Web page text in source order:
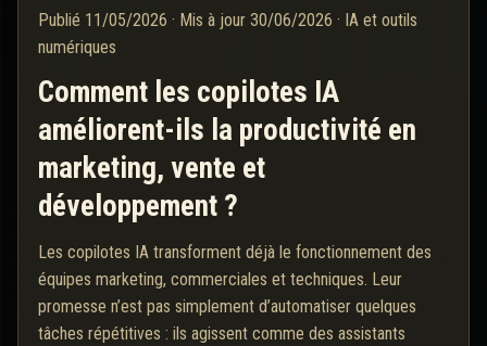
Publié 11/05/2026 · Mis à jour 30/06/2026 · IA et outils
numériques
Comment les copilotes IA
améliorent-ils la productivité en
marketing, vente et
développement ?
Les copilotes IA transforment déjà le fonctionnement des
équipes marketing, commerciales et techniques. Leur
promesse n’est pas simplement d’automatiser quelques
tâches répétitives : ils agissent comme des assistants